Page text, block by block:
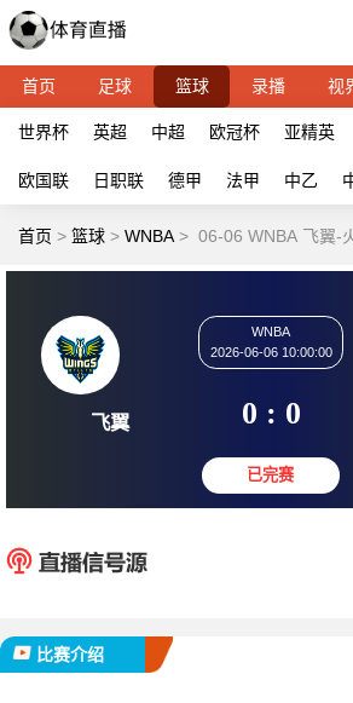
首页 足球 篮球 录播 视
世界杯 英超 中超 欧冠杯 亚精英
欧国联 日职联 德甲 法甲 中乙
首页 > 篮球 > WNBA > 06-06 WNBA 飞翼-
飞翼
2026-06-06
0 :
比赛介绍